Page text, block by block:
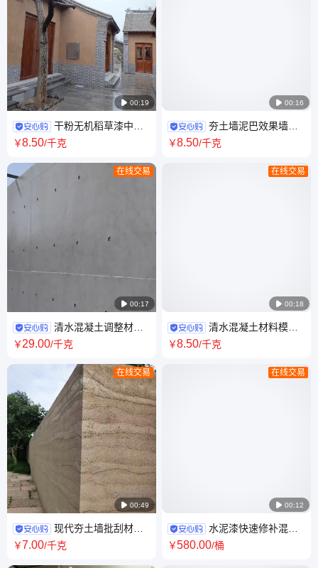
 00:19
干粉无机稻草漆中砂
细砂仿古可以配稻壳DC-001室
￥8.50/千克
 00:17
在线交易
清水混凝土调整材艾
勒维特快速解决蜂窝麻面色差
￥29.00/千克
 00:49
在线交易
现代夯土墙批刮材料
颗粒大小可以调整文旅墙面艾
￥7.00/千克
 00:16
夯土墙泥巴效果墙面
涂料室内外墙耐水均可适用无
￥8.50/千克
 00:18
在线交易
清水混凝土材料模仿
工业风 浇筑混凝土效果可以脱
￥8.50/千克
 00:12
在线交易
水泥漆快速修补混凝
土的蜂洞错台烂根缺陷修补后
￥580.00/桶